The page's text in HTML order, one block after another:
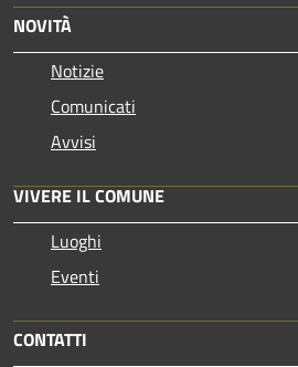
NOVITÀ
Notizie
Comunicati
Avvisi
VIVERE IL COMUNE
Luoghi
Eventi
CONTATTI